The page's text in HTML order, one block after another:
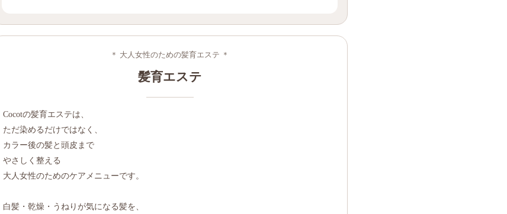
＊ 大人女性のための髪育エステ ＊
髪育エステ
Cocotの髪育エステは、
ただ染めるだけではなく、
カラー後の髪と頭皮まで
やさしく整える
大人女性のためのケアメニューです。
白髪・乾燥・うねりが気になる髪を、